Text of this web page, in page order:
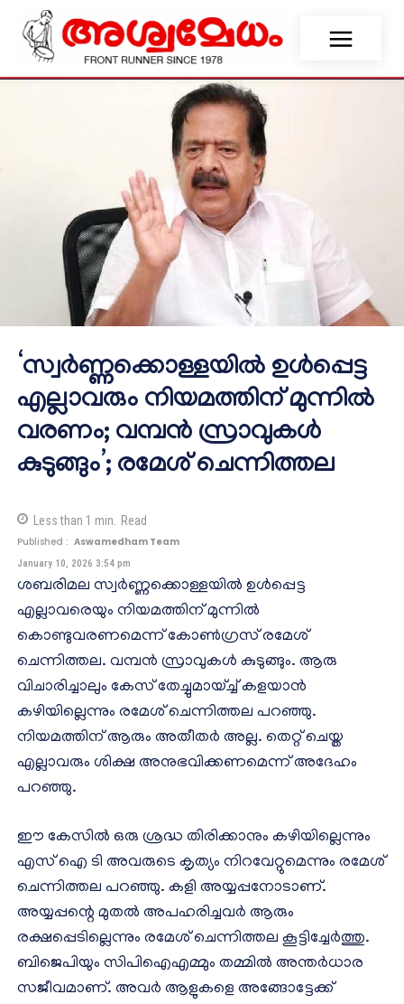
‘സ്വർണ്ണക്കൊള്ളയിൽ ഉൾപ്പെട്ട
എല്ലാവരും നിയമത്തിന് മുന്നിൽ
വരണം; വമ്പൻ സ്രാവുകൾ
കുടുങ്ങും’; രമേശ് ചെന്നിത്തല
Less than 1 min. Read
Published : Aswamedham Team
January 10, 2026 3:54 pm
ശബരിമല സ്വർണ്ണക്കൊള്ളയിൽ ഉൾപ്പെട്ട
എല്ലാവരെയും നിയമത്തിന് മുന്നിൽ
കൊണ്ടുവരണമെന്ന് കോൺ​ഗ്രസ് രമേശ്
ചെന്നിത്തല. വമ്പൻ സ്രാവുകൾ കുടുങ്ങും. ആരു
വിചാരിച്ചാലും കേസ് തേച്ചുമായ്ച്ച് കളയാൻ
കഴിയില്ലെന്നും രമേശ് ചെന്നിത്തല പറഞ്ഞു.
നിയമത്തിന് ആരും അതീതർ അല്ല. തെറ്റ് ചെയ്ത
എല്ലാവരും ശിക്ഷ അനുഭവിക്കണമെന്ന് അദേഹം
പറഞ്ഞു.
ഈ കേസിൽ ഒരു ശ്രദ്ധ തിരിക്കാനും കഴിയില്ലെന്നും
എസ് ഐ ടി അവരുടെ കൃത്യം നിറവേറ്റുമെന്നും രമേശ്
ചെന്നിത്തല പറഞ്ഞു. കളി അയ്യപ്പനോടാണ്.
അയ്യപ്പന്റെ മുതൽ അപഹരിച്ചവർ ആരും
രക്ഷപ്പെടില്ലെന്നും രമേശ് ചെന്നിത്തല കൂട്ടിച്ചേർത്തു.
ബിജെപിയും സിപിഐഎമ്മും തമ്മിൽ അന്തർധാര
സജീവമാണ്. അവർ ആളുകളെ അങ്ങോട്ടേക്ക്